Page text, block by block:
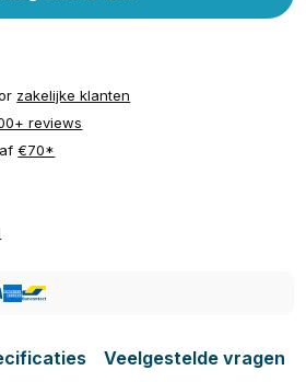
zakelijke klanten
reviews
€70*
Veelgestelde vragen